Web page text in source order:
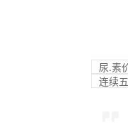
尿.素
连续